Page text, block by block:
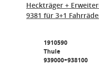
Heckträger +
9381 für 3+1
1910590
Thule
939000+938100